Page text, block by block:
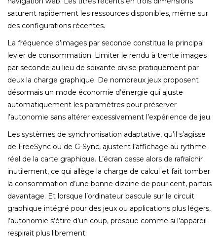
saturent rapidement les ressources disponibles, même sur
des configurations récentes.
La fréquence d’images par seconde constitue le principal
levier de consommation. Limiter le rendu à trente images
par seconde au lieu de soixante divise pratiquement par
deux la charge graphique. De nombreux jeux proposent
désormais un mode économie d’énergie qui ajuste
automatiquement les paramètres pour préserver
l’autonomie sans altérer excessivement l’expérience de jeu.
Les systèmes de synchronisation adaptative, qu’il s’agisse
de FreeSync ou de G-Sync, ajustent l’affichage au rythme
réel de la carte graphique. L’écran cesse alors de rafraîchir
inutilement, ce qui allège la charge de calcul et fait tomber
la consommation d’une bonne dizaine de pour cent, parfois
davantage. Et lorsque l’ordinateur bascule sur le circuit
graphique intégré pour des jeux ou applications plus légers,
l’autonomie s’étire d’un coup, presque comme si l’appareil
respirait plus librement.